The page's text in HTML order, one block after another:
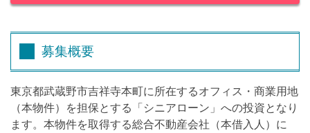
募集概要
東京都武蔵野市吉祥寺本町に所在するオフィス・商業用地
（本物件）を担保とする「シニアローン」への投資となり
ます。本物件を取得する総合不動産会社（本借入人）に